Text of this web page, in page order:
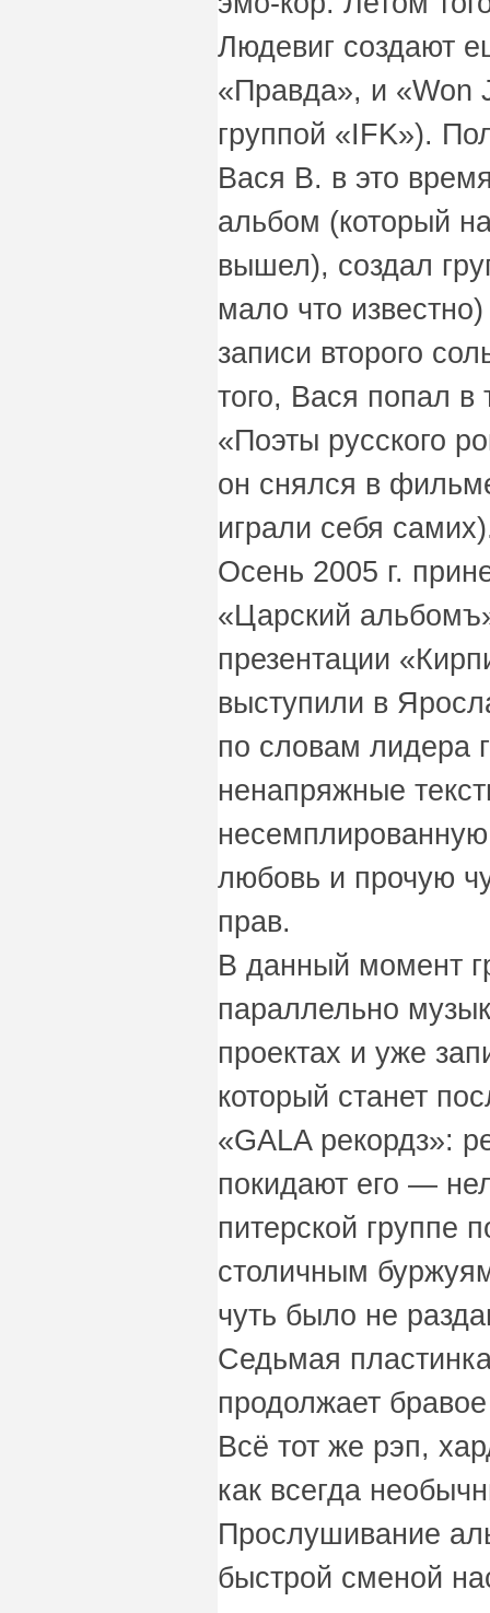
Людевиг создают
«Правда», и «Won
группой «IFK»).
Вася В. в это
альбом (который
вышел), создал
мало что
записи второго
того, Вася попал в
«Поэты русского
он снялся в
играли себя
Осень 2005 г.
«Царский
презентации
выступили в
по словам лидера
ненапряжные
любовь и прочую
прав.
В данный момент
параллельно
проектах и уже
который станет
«GALA рекордз»:
покидают его —
питерской группе
столичным
чуть было не
Седьмая
продолжает
Всё тот же рэп,
как всегда
Прослушивание
быстрой сменой